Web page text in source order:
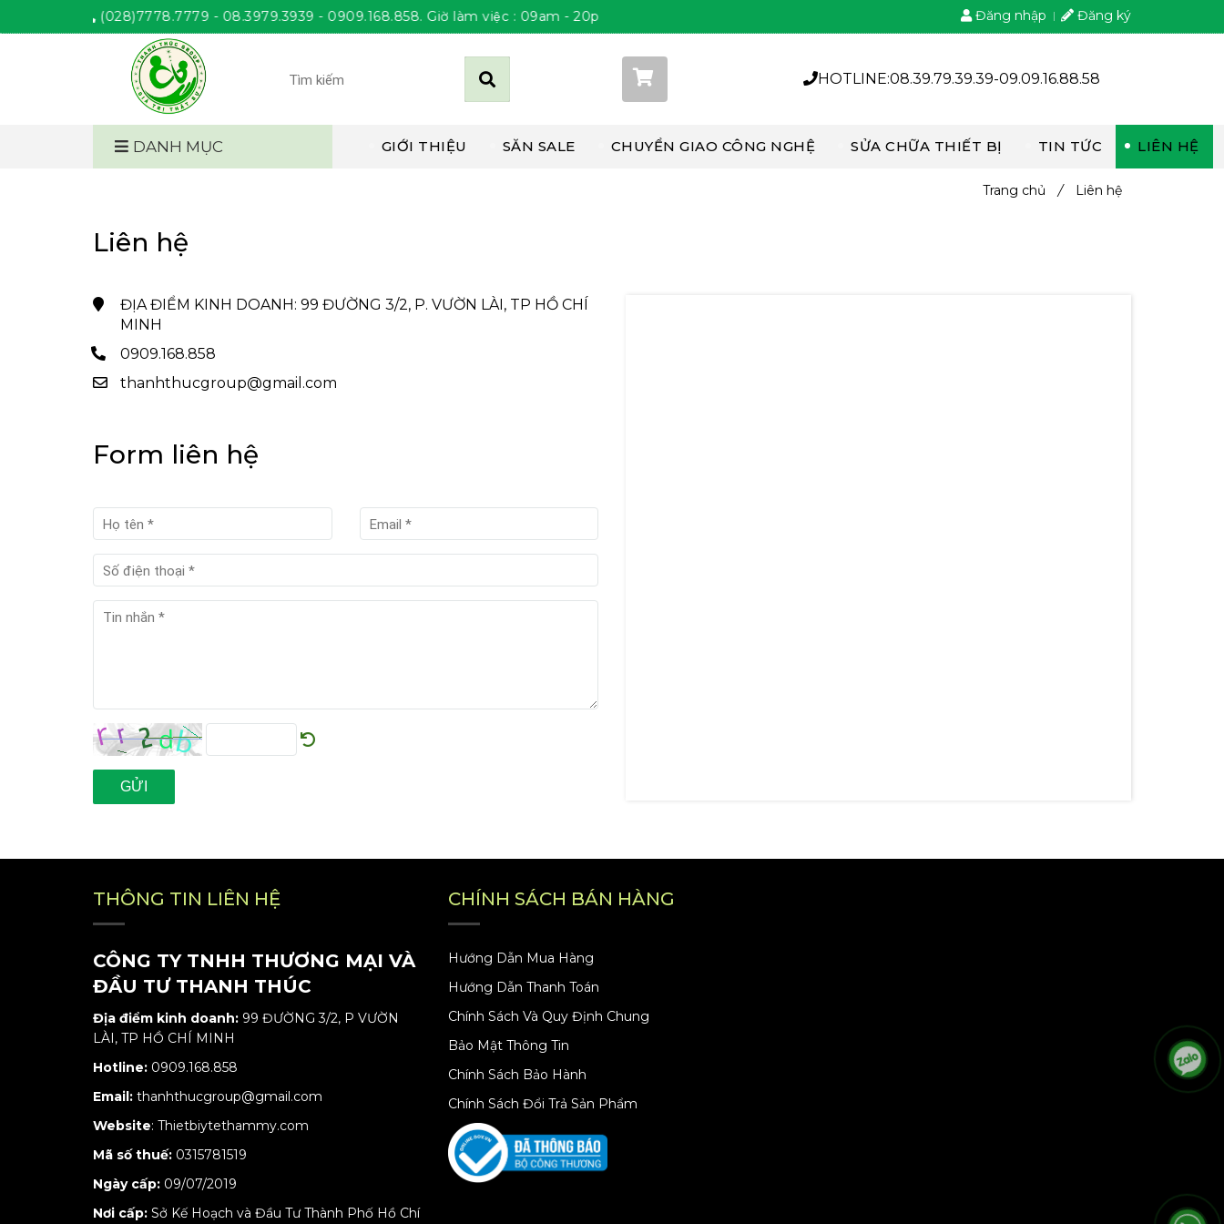
Liên hệ
ĐỊA ĐIỂM KINH DOANH: 99 ĐƯỜNG 3/2, P. VƯỜN LÀI, TP HỒ CHÍ
MINH
0909.168.858
thanhthucgroup@gmail.com
Form liên hệ
GỬI
Trang chủ / Liên hệ
(028)7778.7779 - 08.3979.3939 - 0909.168.858. Giờ làm việc : 09am - 20pm Thứ 2 đến Chủ Nhật Đăng nhập Đăng ký
HOTLINE:08.39.79.39.39-09.09.16.88.58
DANH MỤC GIỚI THIỆU SĂN SALE CHUYỂN GIAO CÔNG NGHỆ SỬA CHỮA THIẾT BỊ TIN TỨC LIÊN HỆ
THÔNG TIN LIÊN HỆ
CÔNG TY TNHH THƯƠNG MẠI VÀ
ĐẦU TƯ THANH THÚC
Địa điểm kinh doanh: 99 ĐƯỜNG 3/2, P VƯỜN
LÀI, TP HỒ CHÍ MINH
Hotline: 0909.168.858
Email: thanhthucgroup@gmail.com
Website: Thietbiytethammy.com
Mã số thuế: 0315781519
Ngày cấp: 09/07/2019
Nơi cấp: Sở Kế Hoạch và Đầu Tư Thành Phố Hồ Chí
CHÍNH SÁCH BÁN HÀNG
Hướng Dẫn Mua Hàng
Hướng Dẫn Thanh Toán
Chính Sách Và Quy Định Chung
Bảo Mật Thông Tin
Chính Sách Bảo Hành
Chính Sách Đổi Trả Sản Phẩm